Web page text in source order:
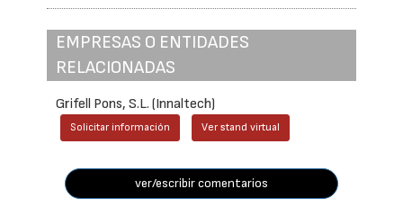
EMPRESAS O ENTIDADES
RELACIONADAS
Grifell Pons, S.L. (Innaltech)
Solicitar información Ver stand virtual
ver/escribir comentarios